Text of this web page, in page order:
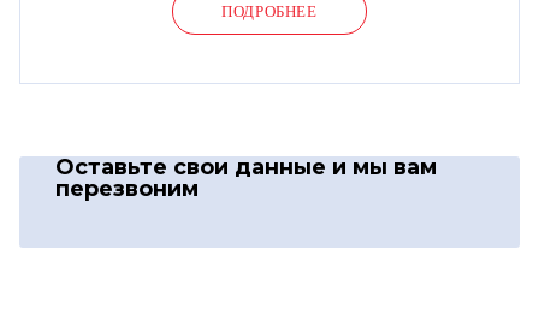
ПОДРОБНЕЕ
Оставьте свои данные и мы вам
перезвоним